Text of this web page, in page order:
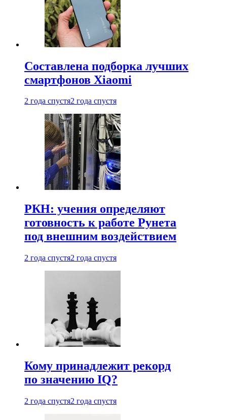
Составлена подборка лучших
смартфонов Xiaomi
2 года спустя2 года спустя
РКН: учения определяют
готовность к работе Рунета
под внешним воздействием
2 года спустя2 года спустя
Кому принадлежит рекорд
по значению IQ?
2 года спустя2 года спустя